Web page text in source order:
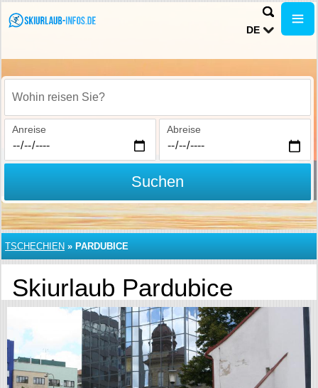
DE
Wohin reisen Sie?
Anreise Abreise
Suchen
TSCHECHIEN » PARDUBICE
Skiurlaub Pardubice